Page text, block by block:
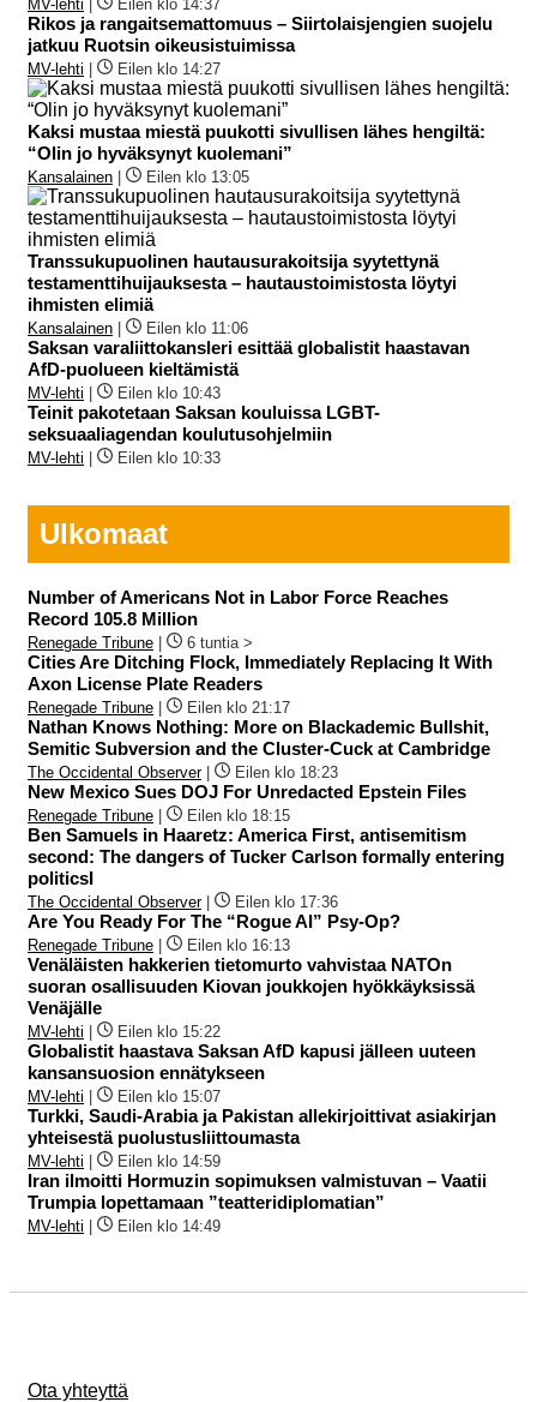
MV-lehti Eilen klo 14:37
Rikos ja rangaitsemattomuus – Siirtolaisjengien suojelu
jatkuu Ruotsin oikeusistuimissa
MV-lehti Eilen klo 14:27
Kaksi mustaa miestä puukotti sivullisen lähes hengiltä:
“Olin jo hyväksynyt kuolemani”
Kansalainen Eilen klo 13:05
Transsukupuolinen hautausurakoitsija syytettynä
testamenttihuijauksesta – hautaustoimistosta löytyi
ihmisten elimiä
Kansalainen Eilen klo 11:06
Saksan varaliittokansleri esittää globalistit haastavan
AfD-puolueen kieltämistä
MV-lehti Eilen klo 10:43
Teinit pakotetaan Saksan kouluissa LGBT-
seksuaaliagendan koulutusohjelmiin
MV-lehti Eilen klo 10:33
Ulkomaat
Number of Americans Not in Labor Force Reaches
Record 105.8 Million
Renegade Tribune 6 tuntia >
Cities Are Ditching Flock, Immediately Replacing It With
Axon License Plate Readers
Renegade Tribune Eilen klo 21:17
Nathan Knows Nothing: More on Blackademic Bullshit,
Semitic Subversion and the Cluster-Cuck at Cambridge
The Occidental Observer| Eilen klo 18:23
New Mexico Sues DOJ For Unredacted Epstein Files
Renegade Tribune Eilen klo 18:15
Ben Samuels in Haaretz: America First, antisemitism
second: The dangers of Tucker Carlson formally entering
politicsI
The Occidental Observer| Eilen klo 17:36
Are You Ready For The “Rogue AI” Psy-Op?
Renegade Tribune Eilen klo 16:13
Venäläisten hakkerien tietomurto vahvistaa NATOn
suoran osallisuuden Kiovan joukkojen hyökkäyksissä
Venäjälle
MV-lehti Eilen klo 15:22
Globalistit haastava Saksan AfD kapusi jälleen uuteen
kansansuosion ennätykseen
MV-lehti Eilen klo 15:07
Turkki, Saudi-Arabia ja Pakistan allekirjoittivat asiakirjan
yhteisestä puolustusliittoumasta
MV-lehti Eilen klo 14:59
Iran ilmoitti Hormuzin sopimuksen valmistuvan – Vaatii
Trumpia lopettamaan ”teatteridiplomatian”
MV-lehti Eilen klo 14:49
Ota yhteyttä